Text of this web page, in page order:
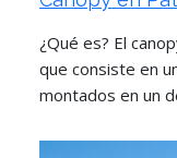
¿Qué es? El
que consiste en
montados en un